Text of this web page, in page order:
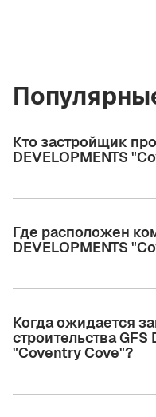
Кто застройщик
DEVELOPMENTS
Где расположен
DEVELOPMENTS
Когда ожидается
строительства GFS
"Coventry Cove"?